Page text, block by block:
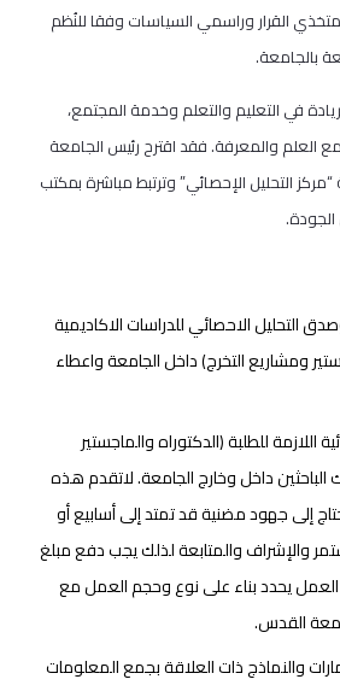
القرار وراسمي السياسات وفقا للنُظم
بالجامعة.
في التعليم والتعلم وخدمة المجتمع،
العلم والمعرفة. فقد اقترح رئيس الجامعة
التحليل الإحصائي” وترتبط مباشرة بمكتب
التحليل الاحصائي للدراسات الاكاديمية
ومشاريع التخرج) داخل الجامعة واعطاء
اللازمة للطلبة (الدكتوراه والماجستير
داخل وخارج الجامعة. لاتقدم هذه
إلى جهود مضنية قد تمتد إلى أسابيع أو
والإشراف والمتابعة لذلك يجب دفع مبلغ
يحدد بناء على نوع وحجم العمل مع
القدس.
والنماذج ذات العلاقة بجمع المعلومات